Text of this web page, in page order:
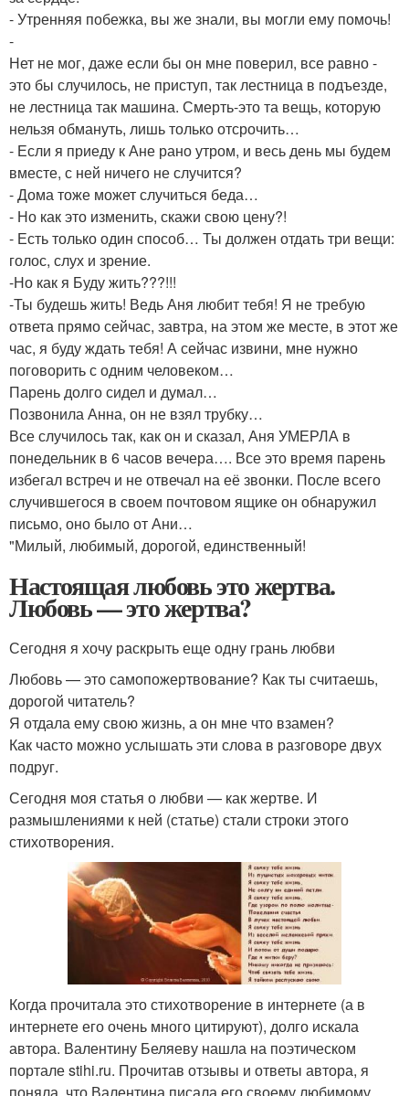
- Утренняя побежка, вы же знали, вы могли ему помочь!
-
Нет не мог, даже если бы он мне поверил, все равно -
это бы случилось, не приступ, так лестница в подъезде,
не лестница так машина. Смерть-это та вещь, которую
нельзя обмануть, лишь только отсрочить…
- Если я приеду к Ане рано утром, и весь день мы будем
вместе, с ней ничего не случится?
- Дома тоже может случиться беда…
- Но как это изменить, скажи свою цену?!
- Есть только один способ… Ты должен отдать три вещи:
голос, слух и зрение.
-Но как я Буду жить???!!!
-Ты будешь жить! Ведь Аня любит тебя! Я не требую
ответа прямо сейчас, завтра, на этом же месте, в этот же
час, я буду ждать тебя! А сейчас извини, мне нужно
поговорить с одним человеком…
Парень долго сидел и думал…
Позвонила Анна, он не взял трубку…
Все случилось так, как он и сказал, Аня УМЕРЛА в
понедельник в 6 часов вечера…. Все это время парень
избегал встреч и не отвечал на её звонки. После всего
случившегося в своем почтовом ящике он обнаружил
письмо, оно было от Ани…
"Милый, любимый, дорогой, единственный!
Настоящая любовь это жертва.
Любовь — это жертва?
Сегодня я хочу раскрыть еще одну грань любви
Любовь — это самопожертвование? Как ты считаешь,
дорогой читатель?
Я отдала ему свою жизнь, а он мне что взамен?
Как часто можно услышать эти слова в разговоре двух
подруг.
Сегодня моя статья о любви — как жертве. И
размышлениями к ней (статье) стали строки этого
стихотворения.
Когда прочитала это стихотворение в интернете (а в
интернете его очень много цитируют), долго искала
автора. Валентину Беляеву нашла на поэтическом
портале stihi.ru. Прочитав отзывы и ответы автора, я